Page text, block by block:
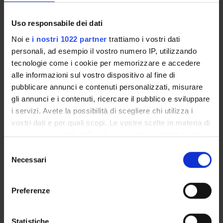
Uso responsabile dei dati
Noi e i nostri 1022 partner trattiamo i vostri dati
personali, ad esempio il vostro numero IP, utilizzando
tecnologie come i cookie per memorizzare e accedere
alle informazioni sul vostro dispositivo al fine di
pubblicare annunci e contenuti personalizzati, misurare
gli annunci e i contenuti, ricercare il pubblico e sviluppare
i servizi. Avete la possibilità di scegliere chi utilizza i
vostri dati e per quali scopi. Le vostre scelte in materia di
privacy sono applicabili solo su questa proprietà digitale
modificare o revocare il proprio consenso in qualsiasi
momento dalla Dichiarazione sui cookie o facendo clic
raccogliere informazioni sulla tua posizione
delNecessari
Preferenze
Questo progetto ha lo scopo di sviluppare formulazioni
per la crescita di piante il cui consumo alimentare
consenta di modulare efficacemente meccanismi
epigenetici e quindi aprire nuove frontiere di
prevenzione attraverso un’appropriata strategia
bioalimentare.
MAIN PARTNER
FABBRICA COOPERATIVA PERFOSFATI CEREA